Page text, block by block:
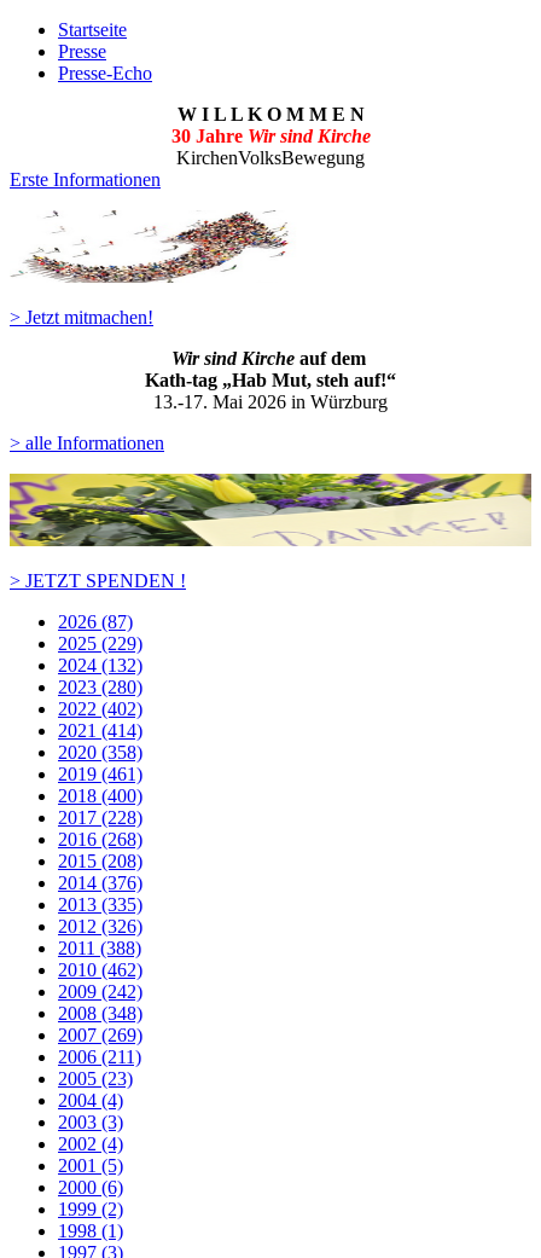
Startseite
Presse
Presse-Echo
W I L L K O M M E N
30 Jahre Wir sind Kirche
KirchenVolksBewegung
Erste Informationen
> Jetzt mitmachen!
Wir sind Kirche auf dem
Kath-tag „Hab Mut, steh auf!“
13.-17. Mai 2026 in Würzburg
> alle Informationen
> JETZT SPENDEN !
2026 (87)
2025 (229)
2024 (132)
2023 (280)
2022 (402)
2021 (414)
2020 (358)
2019 (461)
2018 (400)
2017 (228)
2016 (268)
2015 (208)
2014 (376)
2013 (335)
2012 (326)
2011 (388)
2010 (462)
2009 (242)
2008 (348)
2007 (269)
2006 (211)
2005 (23)
2004 (4)
2003 (3)
2002 (4)
2001 (5)
2000 (6)
1999 (2)
1998 (1)
1997 (3)